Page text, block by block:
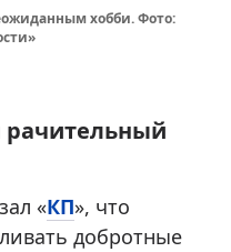
хобби. Фото:
рачительный
«КП», что
добротные